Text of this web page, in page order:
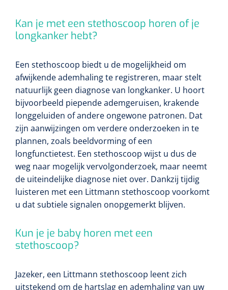
Kan je met een stethoscoop horen of je
longkanker hebt?
Een stethoscoop biedt u de mogelijkheid om
afwijkende ademhaling te registreren, maar stelt
natuurlijk geen diagnose van longkanker. U hoort
bijvoorbeeld piepende ademgeruisen, krakende
longgeluiden of andere ongewone patronen. Dat
zijn aanwijzingen om verdere onderzoeken in te
plannen, zoals beeldvorming of een
longfunctietest. Een stethoscoop wijst u dus de
weg naar mogelijk vervolgonderzoek, maar neemt
de uiteindelijke diagnose niet over. Dankzij tijdig
luisteren met een Littmann stethoscoop voorkomt
u dat subtiele signalen onopgemerkt blijven.
Kun je je baby horen met een
stethoscoop?
Jazeker, een Littmann stethoscoop leent zich
uitstekend om de hartslag en ademhaling van uw